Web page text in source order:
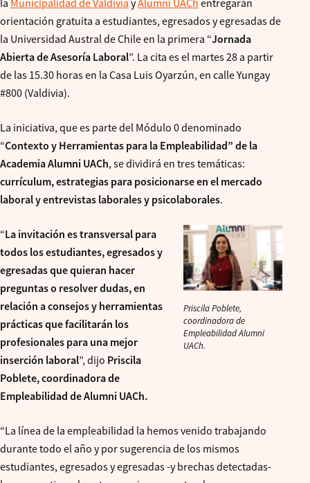
la Municipalidad de Valdivia yAlumni UACh entregarán
orientación gratuita a estudiantes, egresados y egresadas de
la Universidad Austral de Chile en la primera “Jornada
Abierta de Asesoría Laboral”. La cita es el martes 28 a partir
de las 15.30 horas en la Casa Luis Oyarzún, en calle Yungay
#800 (Valdivia).
La iniciativa, que es parte del Módulo 0 denominado
“Contexto y Herramientas para la Empleabilidad” de la
Academia Alumni UACh, se dividirá en tres temáticas:
currículum, estrategias para posicionarse en el mercado
laboral y entrevistas laborales y psicolaborales.
Priscila Poblete,
coordinadora de
Empleabilidad Alumni
UACh.
“La invitación es transversal para
todos los estudiantes, egresados y
egresadas que quieran hacer
preguntas o resolver dudas, en
relación a consejos y herramientas
prácticas que facilitarán los
profesionales para una mejor
inserción laboral”, dijo Priscila
Poblete, coordinadora de
Empleabilidad de Alumni UACh.
“La línea de la empleabilidad la hemos venido trabajando
durante todo el año y por sugerencia de los mismos
estudiantes, egresados y egresadas -y brechas detectadas-